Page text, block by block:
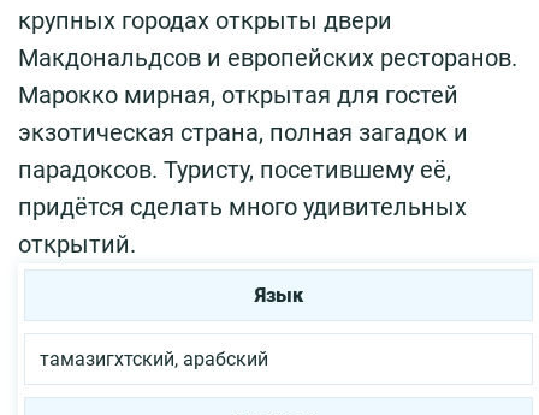
крупных городах открыты двери
Макдональдсов и европейских ресторанов.
Марокко мирная, открытая для гостей
экзотическая страна, полная загадок и
парадоксов. Туристу, посетившему её,
придётся сделать много удивительных
открытий.
Язык
тамазигхтский, арабский